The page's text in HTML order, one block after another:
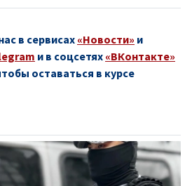
в сервисах «Новости» и
и в соцсетях «ВКонтакте»
оставаться в курсе